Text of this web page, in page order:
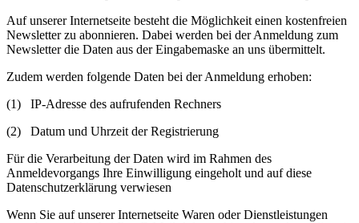
Auf unserer Internetseite besteht die Möglichkeit einen kostenfreien
Newsletter zu abonnieren. Dabei werden bei der Anmeldung zum
Newsletter die Daten aus der Eingabemaske an uns übermittelt.
Zudem werden folgende Daten bei der Anmeldung erhoben:
(1) IP-Adresse des aufrufenden Rechners
(2) Datum und Uhrzeit der Registrierung
Für die Verarbeitung der Daten wird im Rahmen des
Anmeldevorgangs Ihre Einwilligung eingeholt und auf diese
Datenschutzerklärung verwiesen
Wenn Sie auf unserer Internetseite Waren oder Dienstleistungen